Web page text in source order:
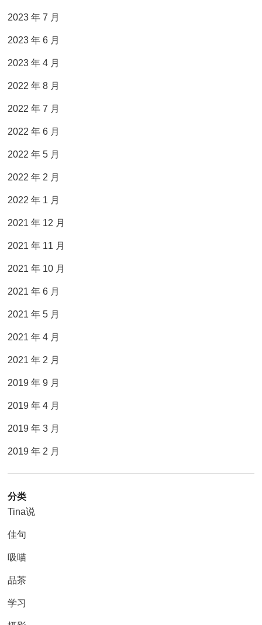
2023 年 7 月
2023 年 6 月
2023 年 4 月
2022 年 8 月
2022 年 7 月
2022 年 6 月
2022 年 5 月
2022 年 2 月
2022 年 1 月
2021 年 12 月
2021 年 11 月
2021 年 10 月
2021 年 6 月
2021 年 5 月
2021 年 4 月
2021 年 2 月
2019 年 9 月
2019 年 4 月
2019 年 3 月
2019 年 2 月
分类
Tina说
佳句
吸喵
品茶
学习